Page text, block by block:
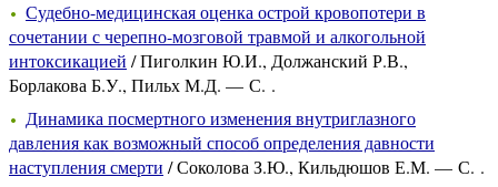
Судебно-медицинская оценка острой кровопотери в
сочетании с черепно-мозговой травмой и алкогольной
интоксикацией / Пиголкин Ю.И., Должанский Р.В.,
Борлакова Б.У., Пильх М.Д. — С. .
Динамика посмертного изменения внутриглазного
давления как возможный способ определения давности
наступления смерти / Соколова З.Ю., Кильдюшов Е.М. — С. .